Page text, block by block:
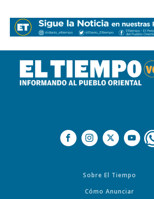
Sobre El Tiempo
Cómo Anunciar